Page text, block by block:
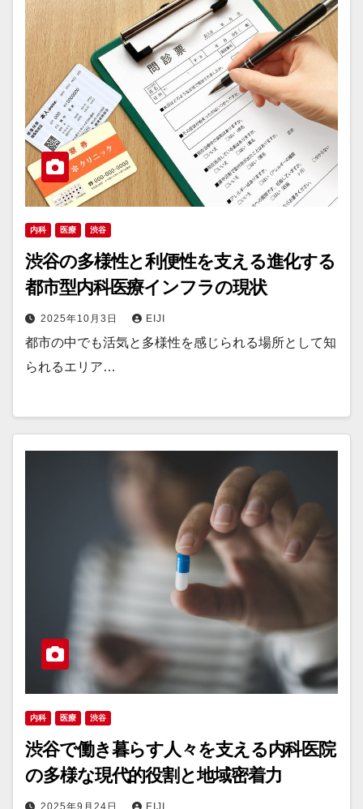
内科 医療 渋谷
渋谷の多様性と利便性を支える進化する
都市型内科医療インフラの現状
2025年10月3日 EIJI
都市の中でも活気と多様性を感じられる場所として知
られるエリア…
内科 医療 渋谷
渋谷で働き暮らす人々を支える内科医院
の多様な現代的役割と地域密着力
2025年9月24日 EIJI